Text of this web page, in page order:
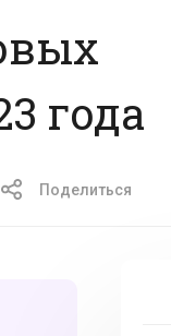
года
Поделиться